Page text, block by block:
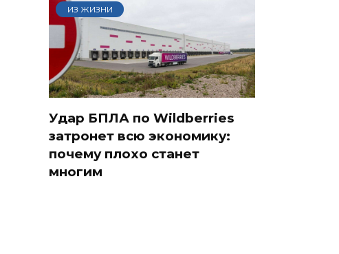
ИЗ ЖИЗНИ
Удар БПЛА по Wildberries
затронет всю экономику:
почему плохо станет
многим